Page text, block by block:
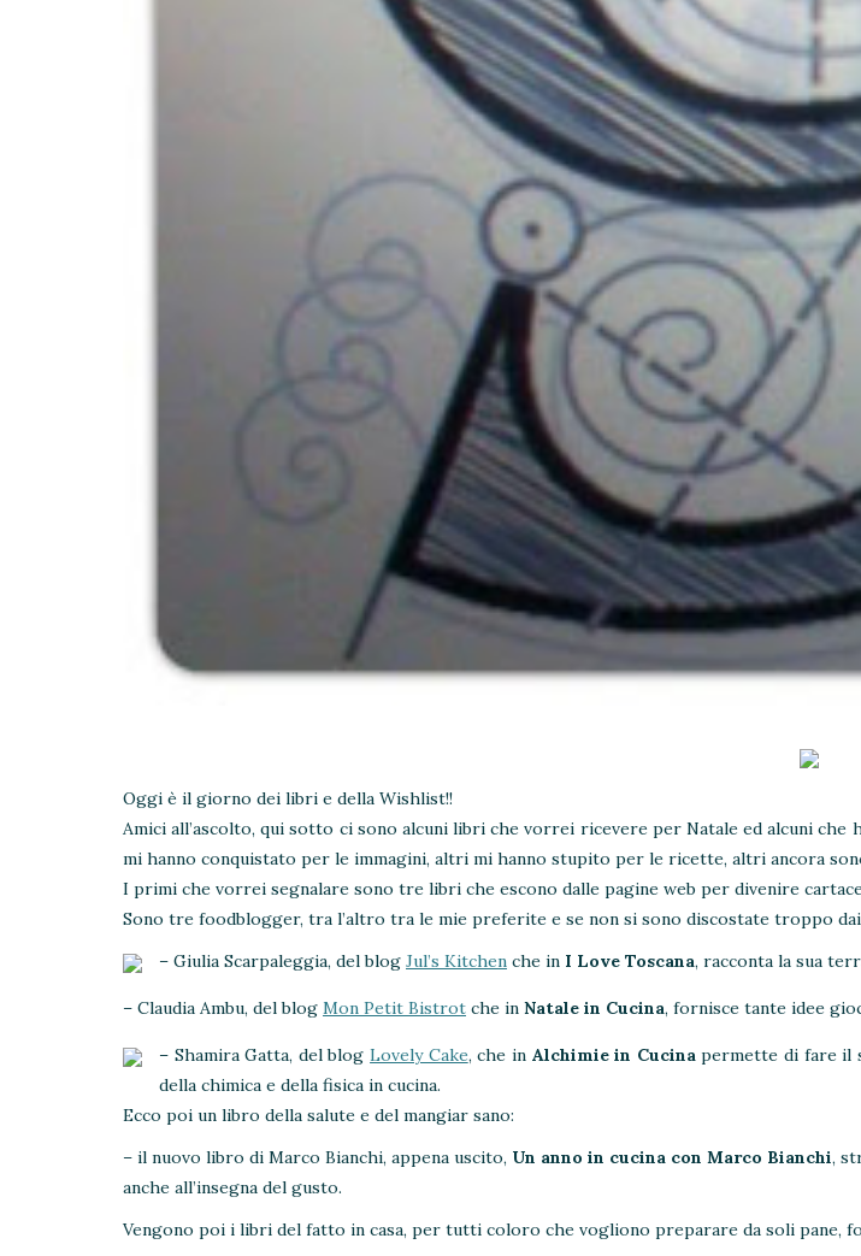
Oggi è il giorno dei libri e della Wishlist!!
Amici all’ascolto, qui sotto ci sono alcuni libri che vorrei ricevere per Natale ed alcuni
mi hanno conquistato per le immagini, altri mi hanno stupito per le ricette, altri ancora
I primi che vorrei segnalare sono tre libri che escono dalle pagine web per divenire
Sono tre foodblogger, tra l’altro tra le mie preferite e se non si sono discostate troppo
– Giulia Scarpaleggia, del blog Jul’s Kitchen che in I Love Toscana, racconta la sua
– Claudia Ambu, del blog Mon Petit Bistrot che in Natale in Cucina, fornisce tante idee
– Shamira Gatta, del blogLovely Cake, che in Alchimie in Cucinapermette di fare il
della chimica e della fisica in cucina.
Ecco poi un libro della salute e del mangiar sano:
– il nuovo libro di Marco Bianchi, appena uscito, Un anno in cucina con Marco Bianchi,
anche all’insegna del gusto.
Vengono poi i libri del fatto in casa, per tutti coloro che vogliono preparare da soli pane,